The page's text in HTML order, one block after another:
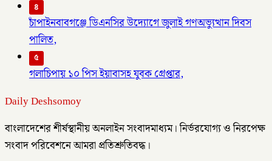
৪
চাঁপাইনবাবগঞ্জে ডিএনসির উদ্যোগে জুলাই গণঅভ্যুত্থান দিবস
পালিত,
৫
গলাচিপায় ১০ পিস ইয়াবাসহ যুবক গ্রেপ্তার,
Daily Deshsomoy
বাংলাদেশের শীর্ষস্থানীয় অনলাইন সংবাদমাধ্যম। নির্ভরযোগ্য ও নিরপেক্ষ
সংবাদ পরিবেশনে আমরা প্রতিশ্রুতিবদ্ধ।